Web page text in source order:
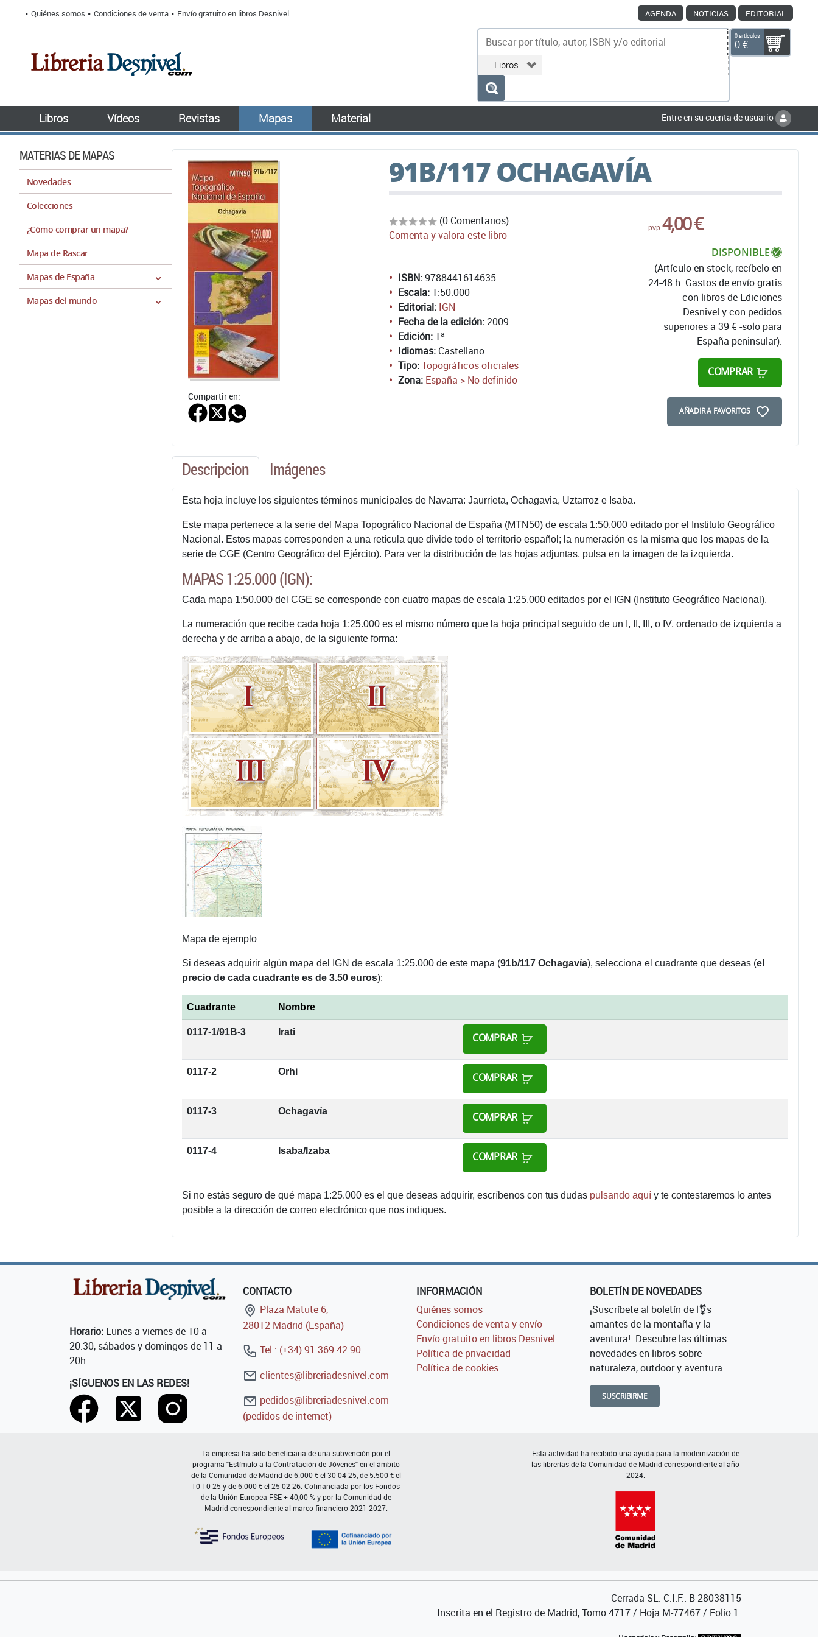
Quiénes somos Condiciones de venta Envío gratuito en libros Desnivel AGENDA NOTICIAS EDITORIAL
0 artículos
0 €
Libros Vídeos Revistas Mapas Material Entre en su cuenta de usuario
MATERIAS DE MAPAS
Novedades
Colecciones
¿Cómo comprar un mapa?
Mapa de Rascar
Mapas de España
Mapas del mundo
91B/117 OCHAGAVÍA
Compartir en:
(0 Comentarios)
Comenta y valora este libro
pvp.4,00 €
DISPONIBLE
(Artículo en stock, recíbelo en
24-48 h. Gastos de envío gratis
con libros de Ediciones
Desnivel y con pedidos
superiores a 39 € -solo para
España peninsular).
COMPRAR
AÑADIR A FAVORITOS
ISBN:9788441614635
Escala: 1:50.000
Editorial: IGN
Fecha de la edición:2009
Edición: 1ª
Idiomas: Castellano
Tipo:Topográficos oficiales
Zona: España > No definido
Descripcion Imágenes
Esta hoja incluye los siguientes términos municipales de Navarra: Jaurrieta, Ochagavia, Uztarroz e Isaba.
Este mapa pertenece a la serie del Mapa Topográfico Nacional de España (MTN50) de escala 1:50.000 editado por el Instituto Geográfico
Nacional. Estos mapas corresponden a una retícula que divide todo el territorio español; la numeración es la misma que los mapas de la
serie de CGE (Centro Geográfico del Ejército). Para ver la distribución de las hojas adjuntas, pulsa en la imagen de la izquierda.
MAPAS 1:25.000 (IGN):
Cada mapa 1:50.000 del CGE se corresponde con cuatro mapas de escala 1:25.000 editados por el IGN (Instituto Geográfico Nacional).
La numeración que recibe cada hoja 1:25.000 es el mismo número que la hoja principal seguido de un I, II, III, o IV, ordenado de izquierda a
derecha y de arriba a abajo, de la siguiente forma:
Mapa de ejemplo
Si deseas adquirir algún mapa del IGN de escala 1:25.000 de este mapa (91b/117 Ochagavía), selecciona el cuadrante que deseas (el
precio de cada cuadrante es de 3.50 euros):
Cuadrante Nombre
0117-1/91B-3 Irati COMPRAR
0117-2 Orhi COMPRAR
0117-3 Ochagavía COMPRAR
0117-4 Isaba/Izaba COMPRAR
Si no estás seguro de qué mapa 1:25.000 es el que deseas adquirir, escríbenos con tus dudas pulsando aquí y te contestaremos lo antes
posible a la dirección de correo electrónico que nos indiques.
Horario: Lunes a viernes de 10 a
20:30, sábados y domingos de 11 a
20h.
¡SÍGUENOS EN LAS REDES!
CONTACTO
Plaza Matute 6,
28012 Madrid (España)
Tel.: (+34) 91 369 42 90
clientes@libreriadesnivel.com
pedidos@libreriadesnivel.com
(pedidos de internet)
INFORMACIÓN
Quiénes somos
Condiciones de venta y envío
Envío gratuito en libros Desnivel
Política de privacidad
Política de cookies
BOLETÍN DE NOVEDADES
¡Suscríbete al boletín de l⚧s
amantes de la montaña y la
aventura!. Descubre las últimas
novedades en libros sobre
naturaleza, outdoor y aventura.
SUSCRIBIRME
La empresa ha sido beneficiaria de una subvención por el
programa "Estímulo a la Contratación de Jóvenes" en el ámbito
de la Comunidad de Madrid de 6.000 € el 30-04-25, de 5.500 € el
10-10-25 y de 6.000 € el 25-02-26. Cofinanciada por los Fondos
de la Unión Europea FSE + 40,00 % y por la Comunidad de
Madrid correspondiente al marco financiero 2021-2027.
Esta actividad ha recibido una ayuda para la modernización de
las librerías de la Comunidad de Madrid correspondiente al año
2024.
Cerrada SL. C.I.F.: B-28038115
Inscrita en el Registro de Madrid, Tomo 4717 / Hoja M-77467 / Folio 1.